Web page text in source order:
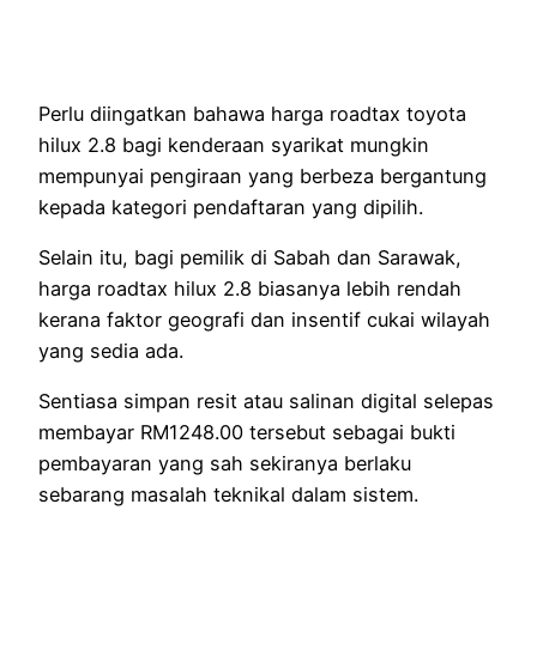
Perlu diingatkan bahawa harga roadtax toyota
hilux 2.8 bagi kenderaan syarikat mungkin
mempunyai pengiraan yang berbeza bergantung
kepada kategori pendaftaran yang dipilih.
Selain itu, bagi pemilik di Sabah dan Sarawak,
harga roadtax hilux 2.8 biasanya lebih rendah
kerana faktor geografi dan insentif cukai wilayah
yang sedia ada.
Sentiasa simpan resit atau salinan digital selepas
membayar RM1248.00 tersebut sebagai bukti
pembayaran yang sah sekiranya berlaku
sebarang masalah teknikal dalam sistem.